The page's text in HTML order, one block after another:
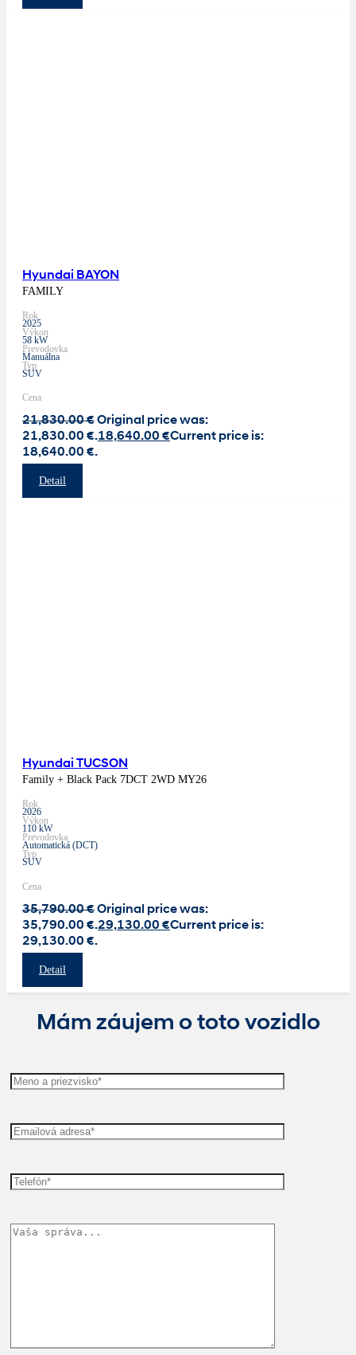
Hyundai BAYON
FAMILY
Rok
2025
Výkon
58 kW
Prevodovka
Manuálna
Typ
SUV
Cena
21,830.00€Original price was:
21,830.00 €.18,640.00 €Current price is:
18,640.00 €.
Detail
Hyundai TUCSON
Family + Black Pack 7DCT 2WD MY26
Rok
2026
Výkon
110 kW
Prevodovka
Automatická (DCT)
Typ
SUV
Cena
35,790.00€Original price was:
35,790.00 €.29,130.00 €Current price is:
29,130.00 €.
Detail
Mám záujem o toto vozidlo